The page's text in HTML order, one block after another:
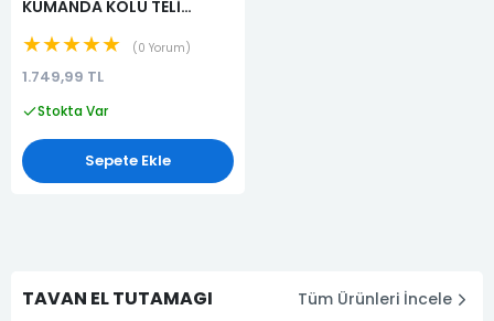
KUMANDA KOLU TELİ
★★★★★ 0 Yorum
1.749,99 TL
Stokta Var
Sepete Ekle
TAVAN EL TUTAMAGI Tüm Ürünleri İncele